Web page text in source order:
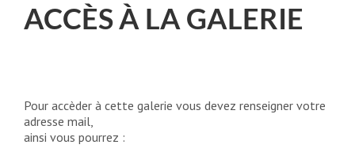
ACCÈS À LA GALERIE
Pour accèder à cette galerie vous devez renseigner votre
adresse mail,
ainsi vous pourrez :